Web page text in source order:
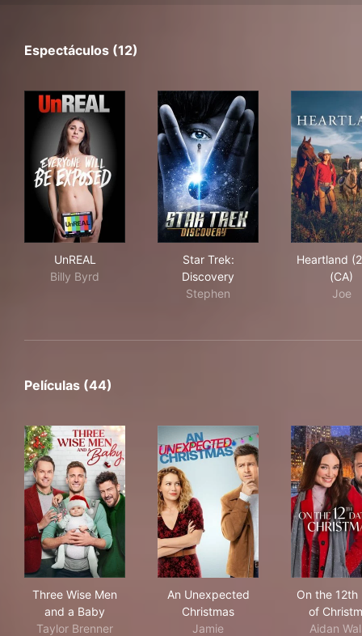
Espectáculos (12)
UnREAL
Billy Byrd
Star Trek:
Discovery
Stephen
Heartland
(CA)
Joe
Películas (44)
Three Wise Men
and a Baby
Taylor Brenner
An Unexpected
Christmas
Jamie
On the 12th
of
Aidan